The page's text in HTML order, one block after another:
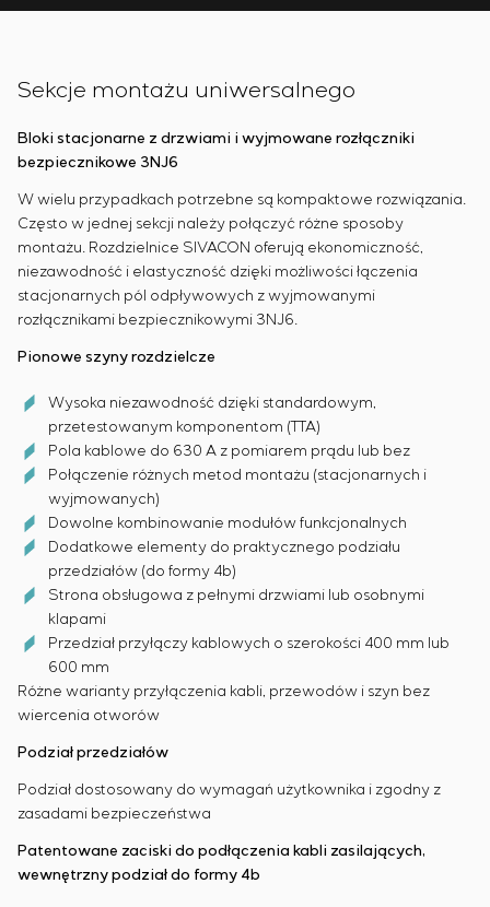
Sekcje montażu uniwersalnego
Bloki stacjonarne z drzwiami i wyjmowane rozłączniki
bezpiecznikowe 3NJ6
W wielu przypadkach potrzebne są kompaktowe rozwiązania.
Często w jednej sekcji należy połączyć różne sposoby
montażu. Rozdzielnice SIVACON oferują ekonomiczność,
niezawodność i elastyczność dzięki możliwości łączenia
stacjonarnych pól odpływowych z wyjmowanymi
rozłącznikami bezpiecznikowymi 3NJ6.
Pionowe szyny rozdzielcze
Wysoka niezawodność dzięki standardowym,
przetestowanym komponentom (TTA)
Pola kablowe do 630 A z pomiarem prądu lub bez
Połączenie różnych metod montażu (stacjonarnych i
wyjmowanych)
Dowolne kombinowanie modułów funkcjonalnych
Dodatkowe elementy do praktycznego podziału
przedziałów (do formy 4b)
Strona obsługowa z pełnymi drzwiami lub osobnymi
klapami
Przedział przyłączy kablowych o szerokości 400 mm lub
600 mm
Różne warianty przyłączenia kabli, przewodów i szyn bez
wiercenia otworów
Podział przedziałów
Podział dostosowany do wymagań użytkownika i zgodny z
zasadami bezpieczeństwa
Patentowane zaciski do podłączenia kabli zasilających,
wewnętrzny podział do formy 4b